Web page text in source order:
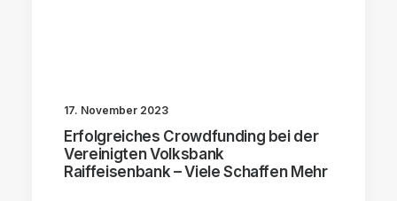
17. November 2023
Erfolgreiches Crowdfunding bei der
Vereinigten Volksbank
Raiffeisenbank – Viele Schaffen Mehr